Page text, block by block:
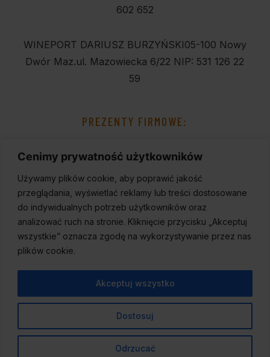
Cenimy prywatność użytkowników
Używamy plików cookie, aby poprawić jakość
przeglądania, wyświetlać reklamy lub treści dostosowane
do indywidualnych potrzeb użytkowników oraz
analizować ruch na stronie. Kliknięcie przycisku „Akceptuj
wszystkie” oznacza zgodę na wykorzystywanie przez nas
plików cookie.
Dostosuj
Odrzucać
Akceptuj wszystko
602 652
WINEPORT DARIUSZ BURZYŃSKI05-100 Nowy
Dwór Maz.ul. Mazowiecka 6/22 NIP: 531 126 22
59
PREZENTY FIRMOWE:
Wszelkie prawa zastrzeżone.